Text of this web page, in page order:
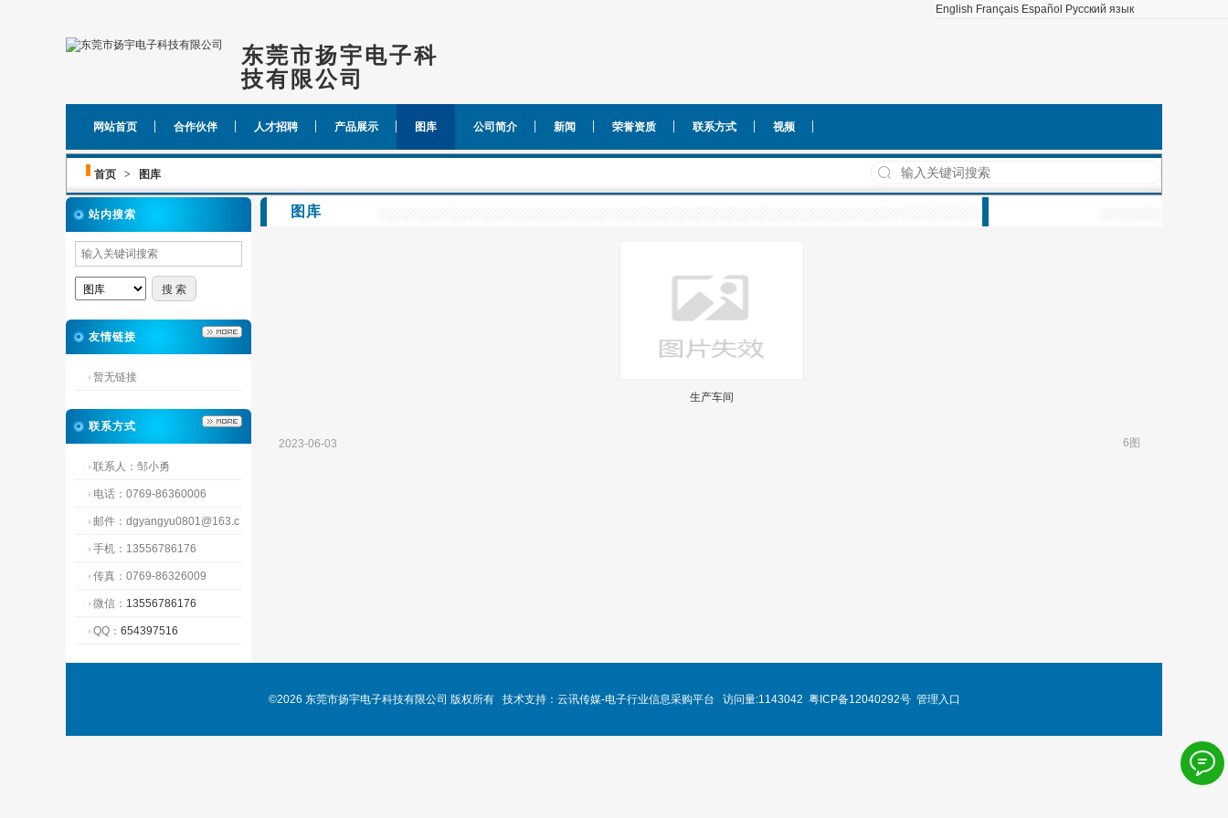
English Français Español Русский язык
东莞市扬宇电子科
技有限公司
网站首页 合作伙伴 人才招聘 产品展示 图库 公司简介 新闻 荣誉资质 联系方式 视频
首页 > 图库
站内搜索
友情链接
暂无链接
联系方式
联系人：邹小勇
电话：0769-86360006
邮件：dgyangyu0801@163.c
om
手机：13556786176
传真：0769-86326009
微信： 13556786176
QQ： 654397516
图库
生产车间
2023-06-03 6图
©2026 东莞市扬宇电子科技有限公司 版权所有 技术支持： 云讯传媒-电子行业信息采购平台 访问量:1143042 粤ICP备12040292号 管理入口